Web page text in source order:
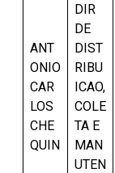
ANT
ONIO
CAR
LOS
CHE
QUIN
DIR
DE
DIST
RIBU
ICAO,
COLE
TA E
MAN
UTEN